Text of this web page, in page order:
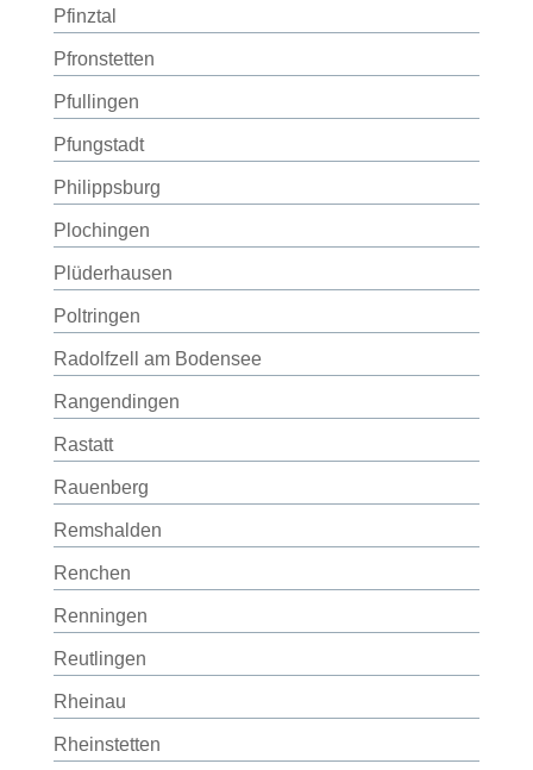
Pfinztal
Pfronstetten
Pfullingen
Pfungstadt
Philippsburg
Plochingen
Plüderhausen
Poltringen
Radolfzell am Bodensee
Rangendingen
Rastatt
Rauenberg
Remshalden
Renchen
Renningen
Reutlingen
Rheinau
Rheinstetten